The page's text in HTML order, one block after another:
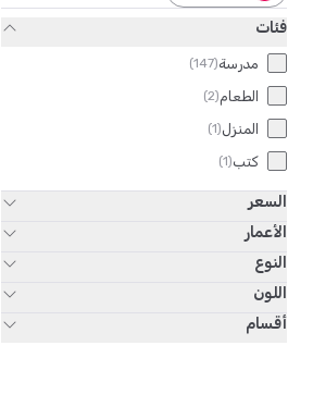
فئات
مدرسة(
147
)
الطعام(
2
)
المنزل(
1
)
كتب(
1
)
السعر
الأعمار
النوع
اللون
أقسام